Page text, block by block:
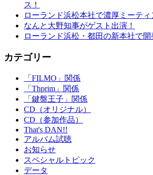
ス！
ローランド浜松本社で濃厚ミーティ
なんと大野知事がゲスト出演！
ローランド浜松・都田の新本社で開
カテゴリー
「FILMO」関係
「Thprim」関係
「鍵盤王子」関係
CD（オリジナル）
CD（参加作品）
That's DAN!!
アルバム試聴
お知らせ
スペシャルトピック
データ